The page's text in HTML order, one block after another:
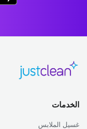
الخدمات
غسيل الملابس